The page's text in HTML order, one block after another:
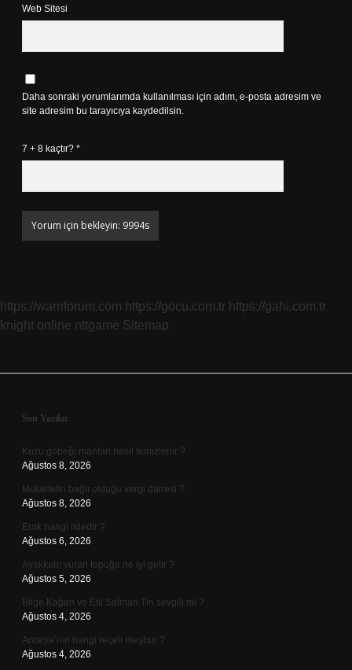
Web Sitesi
Daha sonraki yorumlarımda kullanılması için adım, e-posta adresim ve
site adresim bu tarayıcıya kaydedilsin.
7 + 8 kaçtır? *
https://warriforum.com https://gocu.com.tr https://gahi.com.tr
knight online nttgame Sitemap
Sidebar
Son Yazılar
Kuzu göbeği mantarı nasıl temizlenir ?
Ağustos 8, 2026
Mükellefin bağlı olduğu vergi dairesi ?
Ağustos 8, 2026
Erok hangi ildedir ?
Ağustos 6, 2026
Ayakkabı vuran topuğa ne iyi gelir ?
Ağustos 5, 2026
Bilge Kağan ve Etil Salman Tin sevgili mi ?
Ağustos 4, 2026
Antalya’nın hangi reçeli meşhur ?
Ağustos 4, 2026